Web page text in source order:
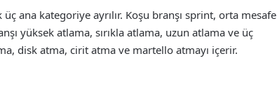
ana kategoriye ayrılır. Koşu branşı sprint, orta mesafe
yüksek atlama, sırıkla atlama, uzun atlama ve üç
disk atma, cirit atma ve martello atmayı içerir.